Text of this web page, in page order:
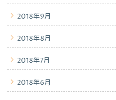
2018年9月
2018年8月
2018年7月
2018年6月